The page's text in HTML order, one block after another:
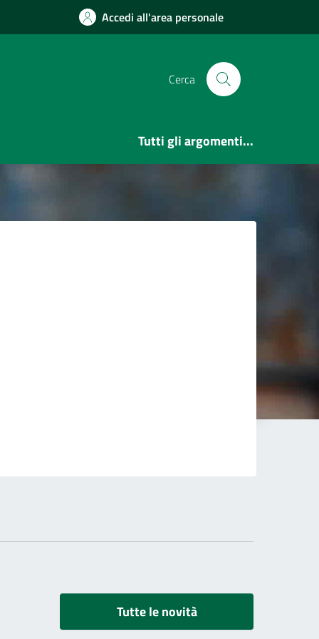
Accedi all'area personale
Cerca
Tutti gli argomenti...
Tutte le novità